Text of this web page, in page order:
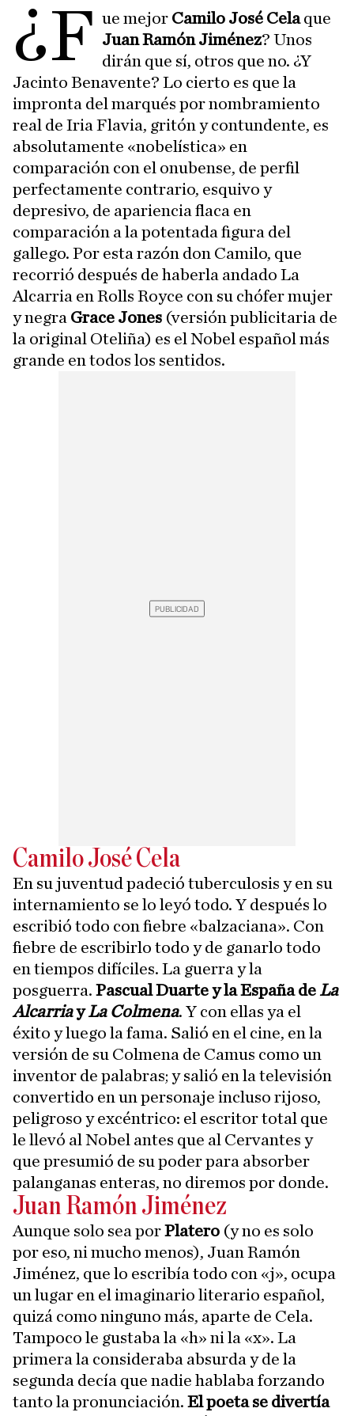
¿F ue mejorCamilo José Celaque
Juan Ramón Jiménez? Unos
dirán que sí, otros que no. ¿Y
Jacinto Benavente? Lo cierto es que la
impronta del marqués por nombramiento
real de Iria Flavia, gritón y contundente, es
absolutamente «nobelística» en
comparación con el onubense, de perfil
perfectamente contrario, esquivo y
depresivo, de apariencia flaca en
comparación a la potentada figura del
gallego. Por esta razón don Camilo, que
recorrió después de haberla andado La
Alcarria en Rolls Royce con su chófer mujer
y negra Grace Jones (versión publicitaria de
la original Oteliña) es el Nobel español más
grande en todos los sentidos.
Camilo José Cela
En su juventud padeció tuberculosis y en su
internamiento se lo leyó todo. Y después lo
escribió todo con fiebre «balzaciana». Con
fiebre de escribirlo todo y de ganarlo todo
en tiempos difíciles. La guerra y la
posguerra. Pascual Duarte y la España de La
AlcarriayLa Colmena. Y con ellas ya el
éxito y luego la fama. Salió en el cine, en la
versión de su Colmena de Camus como un
inventor de palabras; y salió en la televisión
convertido en un personaje incluso rijoso,
peligroso y excéntrico: el escritor total que
le llevó al Nobel antes que al Cervantes y
que presumió de su poder para absorber
palanganas enteras, no diremos por donde.
Juan Ramón Jiménez
Aunque solo sea porPlatero (y no es solo
por eso, ni mucho menos), Juan Ramón
Jiménez, que lo escribía todo con «j», ocupa
un lugar en el imaginario literario español,
quizá como ninguno más, aparte de Cela.
Tampoco le gustaba la «h» ni la «x». La
primera la consideraba absurda y de la
segunda decía que nadie hablaba forzando
tanto la pronunciación. El poeta se divertía